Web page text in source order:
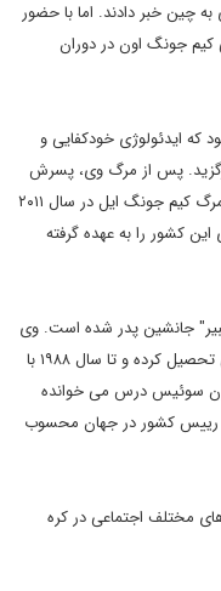
چین خبر دادند. اما با حضور
کیم جونگ اون در دوران
که ایدئولوژی خودکفایی و
پس از مرگ وی، پسرش
کیم جونگ ایل رهبری کشور را برعهده گرفت، با مرگ کیم جونگ ایل در سال ۲۰۱۱
کشور را به عهده گرفته
جانشین پدر شده است. وی
سومین پسر کیم جونگ ایل است. او در سوئیس تحصیل کرده و تا سال ۱۹۸۸ با
سوئیس درس می خوانده
جوان ترین رییس کشور در جهان محسوب
مختلف اجتماعی در کره